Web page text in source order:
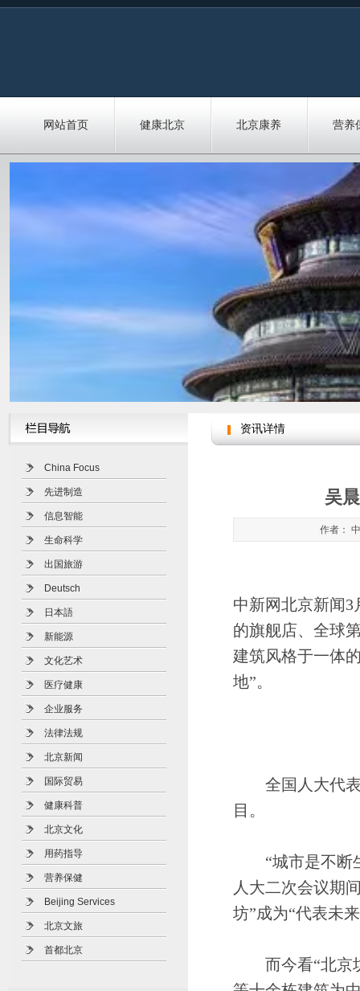
网站首页 健康北京 北京康养 营养
China Focus
先进制造
信息智能
生命科学
出国旅游
Deutsch
日本語
新能源
文化艺术
医疗健康
企业服务
法律法规
北京新闻
国际贸易
健康科普
北京文化
用药指导
营养保健
Beijing Services
北京文旅
首都北京
资讯详情
吴
作者：
中新网北京新闻
的旗舰店、全球
建筑风格于一体
地”。
全国人大代表
目。
“城市是不断生
人大二次会议期
坊”成为“代表未
而今看“北京坊